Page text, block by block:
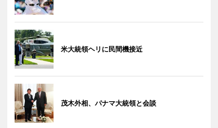
米大統領ヘリに民間機接近
茂木外相、パナマ大統領と会談